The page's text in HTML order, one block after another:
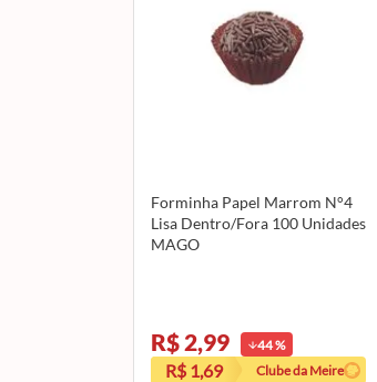
Forminha Papel Marrom N°4
Lisa Dentro/Fora 100 Unidades
MAGO
R$ 2,99 44%
R$ 1,69 Clube da Meire